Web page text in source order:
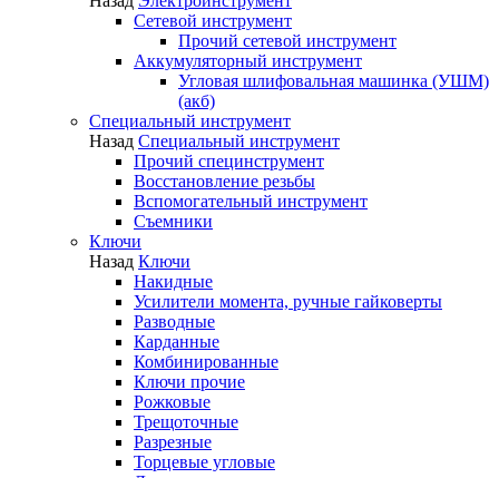
Сетевой инструмент
Прочий сетевой инструмент
Аккумуляторный инструмент
Угловая шлифовальная машинка (УШМ)
(акб)
Специальный инструмент
Назад Специальный инструмент
Прочий специнструмент
Восстановление резьбы
Вспомогательный инструмент
Съемники
Ключи
Назад Ключи
Накидные
Усилители момента, ручные гайковерты
Разводные
Карданные
Комбинированные
Ключи прочие
Рожковые
Трещоточные
Разрезные
Торцевые угловые